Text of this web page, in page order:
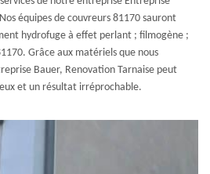
équipes de couvreurs 81170 sauront
hydrofuge à effet perlant ; filmogène ;
Grâce aux matériels que nous
Bauer, Renovation Tarnaise peut
et un résultat irréprochable.